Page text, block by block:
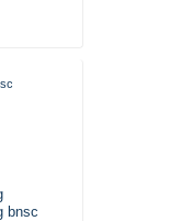
bnsc